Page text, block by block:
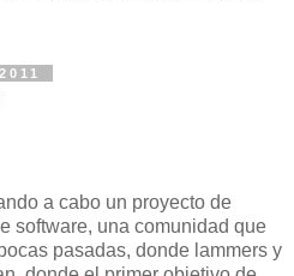
a cabo un proyecto de
software, una comunidad que
pasadas, donde lammers y